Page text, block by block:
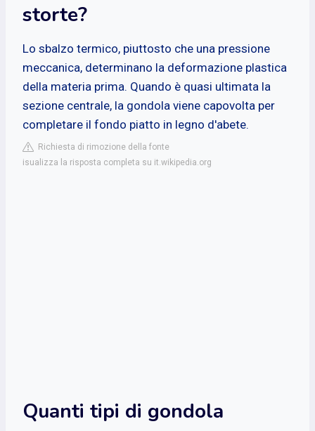
storte?
Lo sbalzo termico, piuttosto che una pressione
meccanica, determinano la deformazione plastica
della materia prima. Quando è quasi ultimata la
sezione centrale, la gondola viene capovolta per
completare il fondo piatto in legno d'abete.
Richiesta di rimozione della fonte
isualizza la risposta completa su it.wikipedia.org
Quanti tipi di gondola